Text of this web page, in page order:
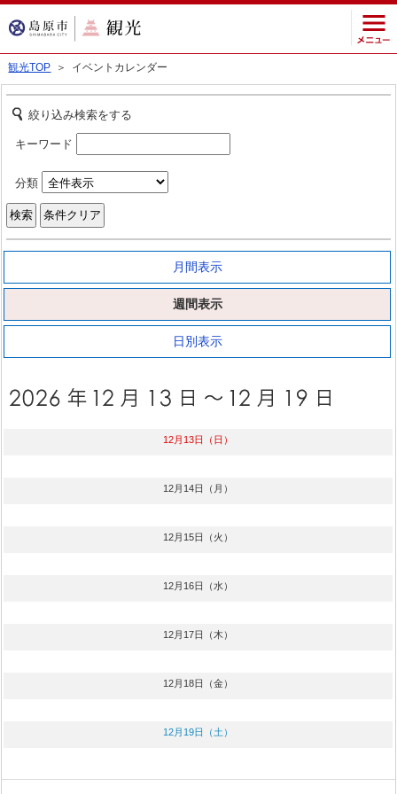
観光TOP ＞ イベントカレンダー
絞り込み検索をする
キーワード
分類
月間表示
週間表示
日別表示
12月13日（日）
12月14日（月）
12月15日（火）
12月16日（水）
12月17日（木）
12月18日（金）
12月19日（土）